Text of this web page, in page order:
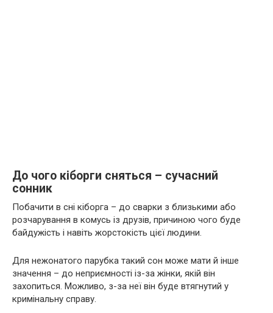
До чого кіборги сняться – сучасний
сонник
Побачити в сні кіборга – до сварки з близькими або
розчарування в комусь із друзів, причиною чого буде
байдужість і навіть жорстокість цієї людини.
Для нежонатого парубка такий сон може мати й інше
значення – до неприємності із-за жінки, якій він
захопиться. Можливо, з-за неї він буде втягнутий у
кримінальну справу.